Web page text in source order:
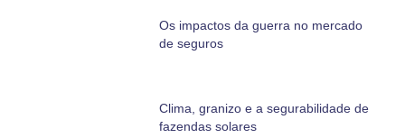
Os impactos da guerra no mercado
de seguros
Clima, granizo e a segurabilidade de
fazendas solares